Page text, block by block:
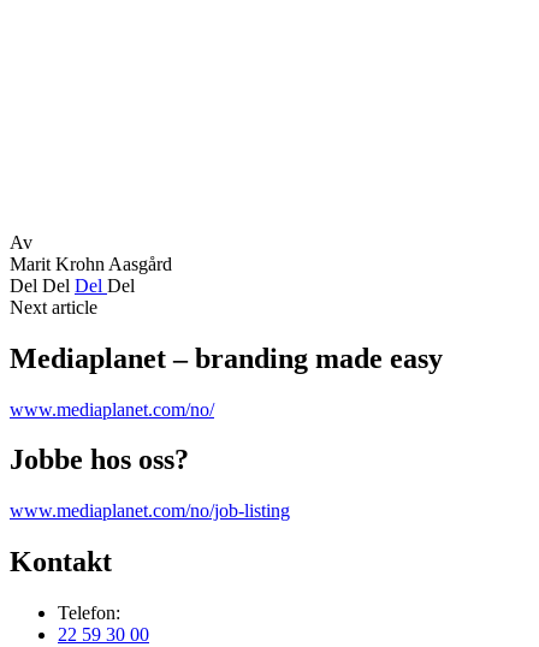
Av
Marit Krohn Aasgård
Del Del Del Del
Next article
Mediaplanet – branding made easy
www.mediaplanet.com/no/
Jobbe hos oss?
www.mediaplanet.com/no/job-listing
Kontakt
Telefon:
22 59 30 00